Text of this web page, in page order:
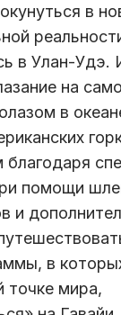
в
в Улан-Удэ.
на
в
помощи
и
в
точке мира,